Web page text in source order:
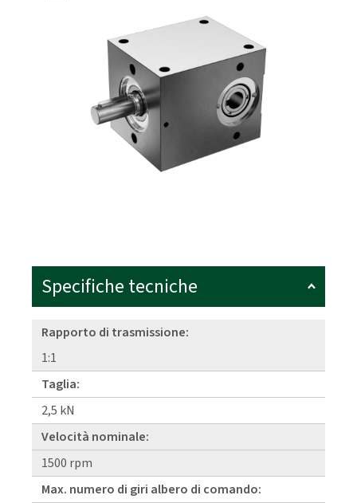
Specifiche tecniche
Rapporto di trasmissione:
1:1
Taglia:
2,5 kN
Velocità nominale:
1500 rpm
Max. numero di giri albero di comando: